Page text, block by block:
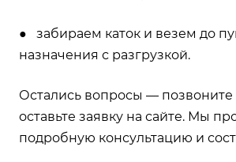
● забираем каток и везем до
назначения с разгрузкой.
Остались вопросы —
оставьте заявку на сайте. Мы
подробную консультацию и